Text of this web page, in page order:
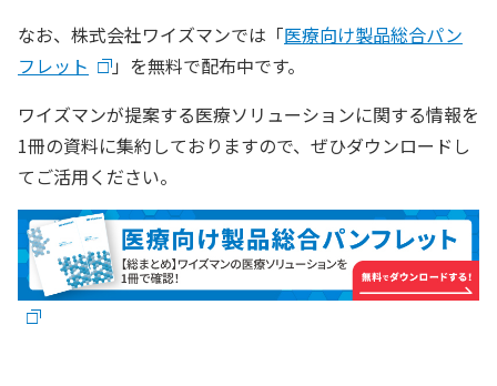
なお、株式会社ワイズマンでは「医療向け製品総合パン
フレット
」を無料で配布中です。
ワイズマンが提案する医療ソリューションに関する情報を
1冊の資料に集約しておりますので、ぜひダウンロードし
てご活用ください。